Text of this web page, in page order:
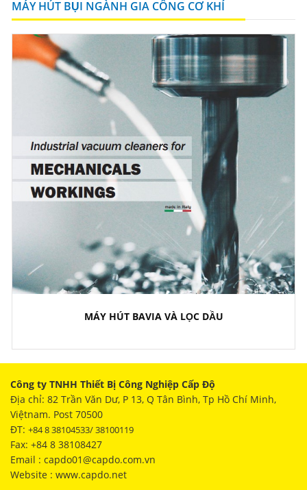
MÁY HÚT BỤI NGÀNH GIA CÔNG CƠ KHÍ
MÁY HÚT BAVIA VÀ LỌC DẦU
Công ty TNHH Thiết Bị Công Nghiệp Cấp Độ
Địa chỉ: 82 Trần Văn Dư, P 13, Q Tân Bình, Tp Hồ Chí Minh,
Việtnam. Post 70500
ĐT: +84 8 38104533/ 38100119
Fax: +84 8 38108427
Email : capdo01@capdo.com.vn
Website : www.capdo.net